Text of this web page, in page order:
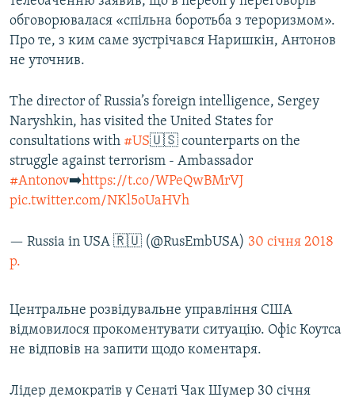
обговорювалася «спільна боротьба з тероризмом».
Про те, з ким саме зустрічався Наришкін, Антонов
не уточнив.
The director of Russia’s foreign intelligence, Sergey
Naryshkin, has visited the United States for
consultations with #US🇺🇸 counterparts on the
struggle against terrorism - Ambassador
#Antonov➡️https://t.co/WPeQwBMrVJ
pic.twitter.com/NKl5oUaHVh
— Russia in USA 🇷🇺 (@RusEmbUSA) 30 січня 2018
р.
Центральне розвідувальне управління США
відмовилося прокоментувати ситуацію. Офіс Коутса
не відповів на запити щодо коментаря.
Лідер демократів у Сенаті Чак Шумер 30 січня